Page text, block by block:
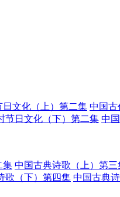
文化（上）第二集 中国古
节日文化（下）第二集 中
集 中国古典诗歌（上）第三
歌（下）第四集 中国古典